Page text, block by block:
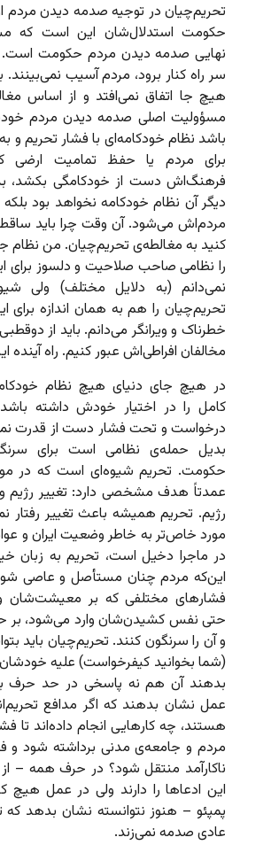
تحریم‌چیان در توجیه صدمه دیدن مردم
حکومت استدلال‌شان این است که
نهایی صدمه دیدن مردم حکومت است.
سر راه کنار برود، مردم آسیب
هیچ جا اتفاق نمی‌افتد و از اساس
مسؤولیت اصلی صدمه دیدن مردم
باشد نظام خودکامه‌ای با فشار تحریم و
برای مردم یا حفظ تمامیت ارضی
فرهنگ‌اش دست از خودکامگی بکشد،
دیگر آن نظام خودکامه نخواهد بود
مردم‌اش می‌شود. آن وقت چرا باید
کنید به مغالطه‌ی تحریم‌چیان. من نظام
را نظامی صاحب صلاحیت و دلسوز برای
نمی‌دانم (به دلایل مختلف) ولی
تحریم‌چیان را هم به همان اندازه برای
خطرناک و ویرانگر می‌دانم. باید از
مخالفان افراطی‌اش عبور کنیم. راه آینده
در هیچ جای دنیای هیچ نظام
کامل را در اختیار خودش داشته
درخواست و تحت فشار دست از قدرت
بدیل حمله‌ی نظامی است برای
حکومت. تحریم شیوه‌ای است که در
عمدتاً هدف مشخصی دارد: تغییر رژیم و
رژیم. تحریم همیشه باعث تغییر رفتار
مورد خاص‌تر به خاطر وضعیت ایران و
در ماجرا دخیل است، تحریم به زبان
این‌که مردم چنان مستأصل و عاصی
فشارهای مختلفی که بر معیشت‌شان
حتی نفس کشیدن‌شان وارد می‌شود، بر
و آن را سرنگون کنند. تحریم‌چیان باید
(شما بخوانید کیفرخواست) علیه
بدهند آن هم نه پاسخی در حد حرف
عمل نشان بدهند که اگر مدافع
هستند، چه کارهایی انجام داده‌اند تا
مردم و جامعه‌ی مدنی برداشته شود و
ناکارآمد منتقل شود؟ در حرف همه –
این ادعاها را دارند ولی در عمل
پمپئو – هنوز نتوانسته نشان بدهد که
عادی صدمه نمی‌زند.